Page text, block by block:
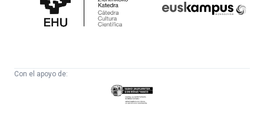
Cultura
Científica
Con el apoyo de:
Eusko
Jaurlaritza